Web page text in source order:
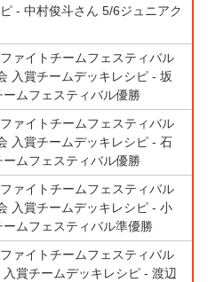
- 中村俊斗さん 5/6ジュニアク
ァイトチームフェスティバル
入賞チームデッキレシピ - 坂
ムフェスティバル優勝
ァイトチームフェスティバル
入賞チームデッキレシピ - 石
ームフェスティバル優勝
ァイトチームフェスティバル
入賞チームデッキレシピ - 小
ムフェスティバル準優勝
ァイトチームフェスティバル
賞チームデッキレシピ - 渡辺